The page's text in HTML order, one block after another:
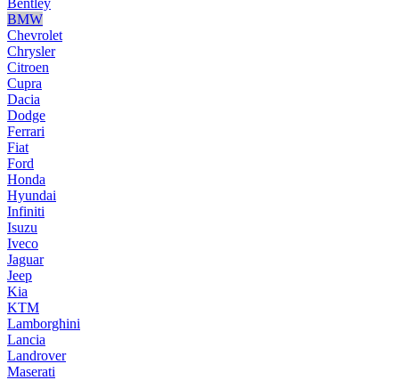
Bentley
BMW
Chevrolet
Chrysler
Citroen
Cupra
Dacia
Dodge
Ferrari
Fiat
Ford
Honda
Hyundai
Infiniti
Isuzu
Iveco
Jaguar
Jeep
Kia
KTM
Lamborghini
Lancia
Landrover
Maserati